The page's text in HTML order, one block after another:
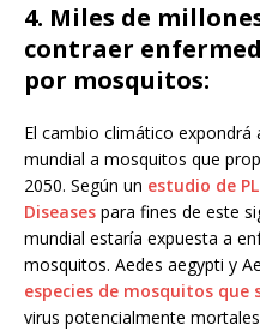
4. Miles de
contraer
por mosquitos:
El cambio climático
mundial a mosquitos que
2050. Según un estudio de
Diseases para fines de este
mundial estaría expuesta a
mosquitos. Aedes aegypti y
especies de mosquitos que
virus potencialmente